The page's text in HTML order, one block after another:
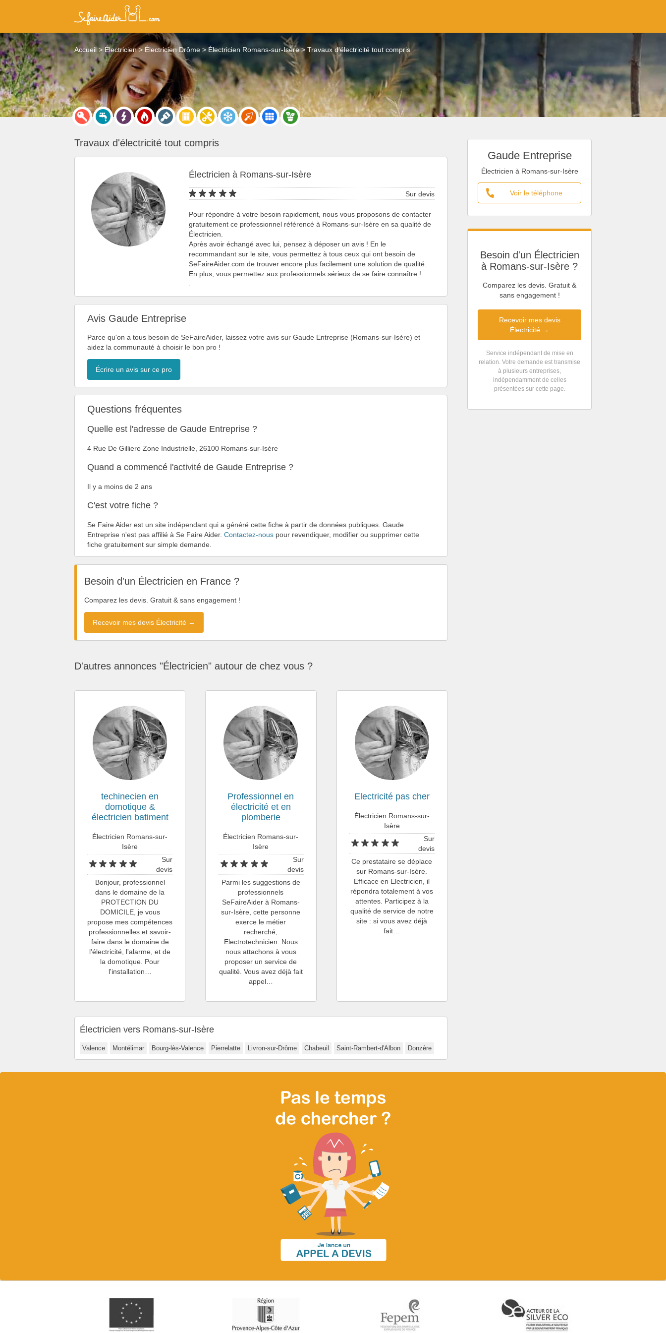
Accueil Électricien Électricien Drôme Électricien Romans-sur-Isère Travaux d'électricité tout compris
Gaude Entreprise
Électricien à Romans-sur-Isère
Voir le téléphone
Besoin d'un Électricien
à Romans-sur-Isère ?
Comparez les devis. Gratuit &
sans engagement !
Recevoir mes devis
Électricité →
Service indépendant de mise en
relation. Votre demande est transmise
à plusieurs entreprises,
indépendamment de celles
présentées sur cette page.
Travaux d'électricité tout compris
Électricien à Romans-sur-Isère
Sur devis
Pour répondre à votre besoin rapidement, nous vous proposons de contacter
gratuitement ce professionnel référencé à Romans-sur-Isère en sa qualité de
Électricien.
Après avoir échangé avec lui, pensez à déposer un avis ! En le
recommandant sur le site, vous permettez à tous ceux qui ont besoin de
SeFaireAider.com de trouver encore plus facilement une solution de qualité.
En plus, vous permettez aux professionnels sérieux de se faire connaître !
Avis Gaude Entreprise
Parce qu'on a tous besoin de SeFaireAider, laissez votre avis sur Gaude Entreprise (Romans-sur-Isère) et
aidez la communauté à choisir le bon pro !
Écrire un avis sur ce pro
Questions fréquentes
Quelle est l'adresse de Gaude Entreprise ?
4 Rue De Gilliere Zone Industrielle, 26100 Romans-sur-Isère
Quand a commencé l'activité de Gaude Entreprise ?
Il y a moins de 2 ans
C'est votre fiche ?
Se Faire Aider est un site indépendant qui a généré cette fiche à partir de données publiques. Gaude
Entreprise n'est pas affilié à Se Faire Aider. Contactez-nous pour revendiquer, modifier ou supprimer cette
fiche gratuitement sur simple demande.
Besoin d'un Électricien en France ?
Comparez les devis. Gratuit & sans engagement !
Recevoir mes devis Électricité →
D'autres annonces "Électricien" autour de chez vous ?
techinecien en
domotique &
électricien batiment
Électricien Romans-sur-
Isère
Sur
devis
Bonjour, professionnel
dans le domaine de la
PROTECTION DU
DOMICILE, je vous
propose mes compétences
professionnelles et savoir-
faire dans le domaine de
l'électricité, l'alarme, et de
la domotique. Pour
l'installation…
Professionnel en
électricité et en
plomberie
Électricien Romans-sur-
Isère
Sur
devis
Parmi les suggestions de
professionnels
SeFaireAider à Romans-
sur-Isère, cette personne
exerce le métier
recherché,
Electrotechnicien. Nous
nous attachons à vous
proposer un service de
qualité. Vous avez déjà fait
appel…
Electricité pas cher
Électricien Romans-sur-
Isère
Sur
devis
Ce prestataire se déplace
sur Romans-sur-Isère.
Efficace en Electricien, il
répondra totalement à vos
attentes. Participez à la
qualité de service de notre
site : si vous avez déjà
fait…
Électricien vers Romans-sur-Isère
Valence Montélimar Bourg-lès-Valence Pierrelatte Livron-sur-Drôme Chabeuil Saint-Rambert-d'Albon Donzère